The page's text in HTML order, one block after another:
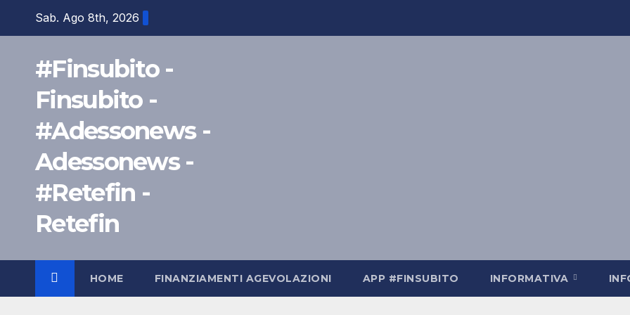
Sab. Ago 8th, 2026
#Finsubito -
Finsubito -
#Adessonews -
Adessonews -
#Retefin -
Retefin
HOME FINANZIAMENTI AGEVOLAZIONI APP #FINSUBITO INFORMATIVA